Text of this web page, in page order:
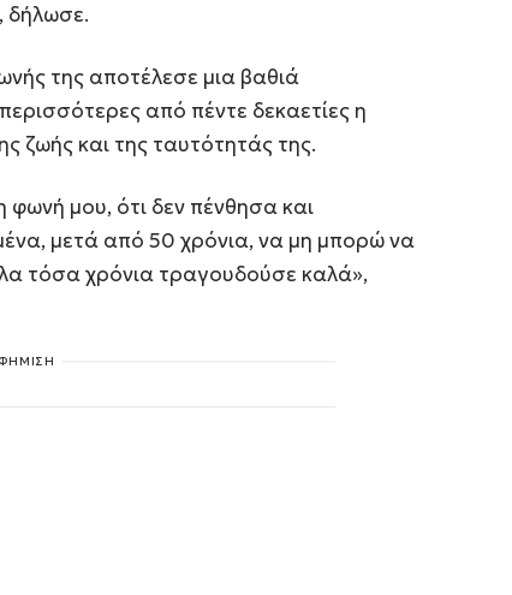
δήλωσε.
της αποτέλεσε μια βαθιά
από πέντε δεκαετίες η
ζωής και της ταυτότητάς της.
φωνή μου, ότι δεν πένθησα και
μετά από 50 χρόνια, να μη μπορώ να
τόσα χρόνια τραγουδούσε καλά»,